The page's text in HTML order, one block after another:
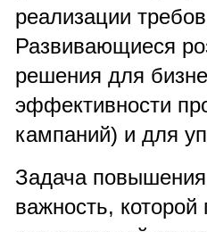
реализации
Развивающиеся
решения для
эффективности
кампаний) и для
Задача
важность,